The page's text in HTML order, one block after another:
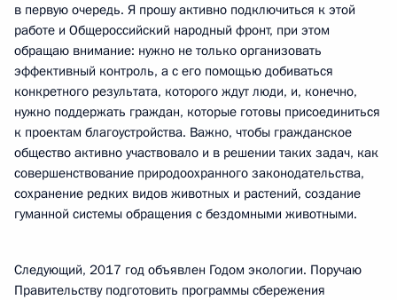
в первую очередь. Я прошу активно подключиться к этой
работе и Общероссийский народный фронт, при этом
обращаю внимание: нужно не только организовать
эффективный контроль, а с его помощью добиваться
конкретного результата, которого ждут люди, и, конечно,
нужно поддержать граждан, которые готовы присоединиться
к проектам благоустройства. Важно, чтобы гражданское
общество активно участвовало и в решении таких задач, как
совершенствование природоохранного законодательства,
сохранение редких видов животных и растений, создание
гуманной системы обращения с бездомными животными.
Следующий, 2017 год объявлен Годом экологии. Поручаю
Правительству подготовить программы сбережения